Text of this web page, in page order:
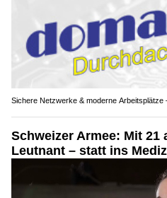
Sichere Netzwerke & moderne Arbeitsplätze
Schweizer Armee: Mit 21
Leutnant – statt ins